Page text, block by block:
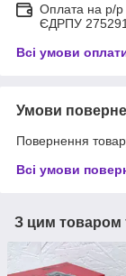
Оплата на р/
ЄДРПУ
Всі умови
Умови
Повернення
Всі умови
З цим товаром